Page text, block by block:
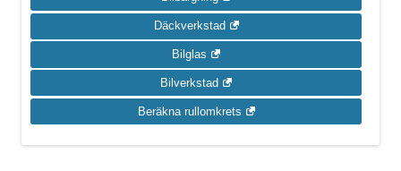
Däckverkstad
Bilglas
Bilverkstad
Beräkna rullomkrets